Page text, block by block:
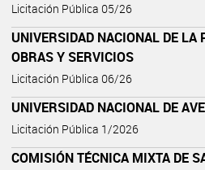
Licitación Pública 05/26
UNIVERSIDAD NACIONAL DE LA
OBRAS Y SERVICIOS
Licitación Pública 06/26
UNIVERSIDAD NACIONAL DE
Licitación Pública 1/2026
COMISIÓN TÉCNICA MIXTA DE